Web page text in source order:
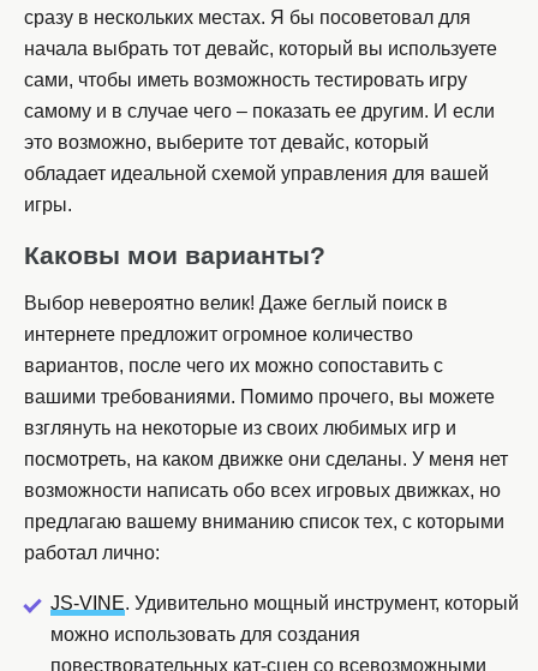
сразу в нескольких местах. Я бы посоветовал для
начала выбрать тот девайс, который вы используете
сами, чтобы иметь возможность тестировать игру
самому и в случае чего – показать ее другим. И если
это возможно, выберите тот девайс, который
обладает идеальной схемой управления для вашей
игры.
Каковы мои варианты?
Выбор невероятно велик! Даже беглый поиск в
интернете предложит огромное количество
вариантов, после чего их можно сопоставить с
вашими требованиями. Помимо прочего, вы можете
взглянуть на некоторые из своих любимых игр и
посмотреть, на каком движке они сделаны. У меня нет
возможности написать обо всех игровых движках, но
предлагаю вашему вниманию список тех, с которыми
работал лично:
JS-VINE. Удивительно мощный инструмент, который
можно использовать для создания
повествовательных кат-сцен со всевозможными